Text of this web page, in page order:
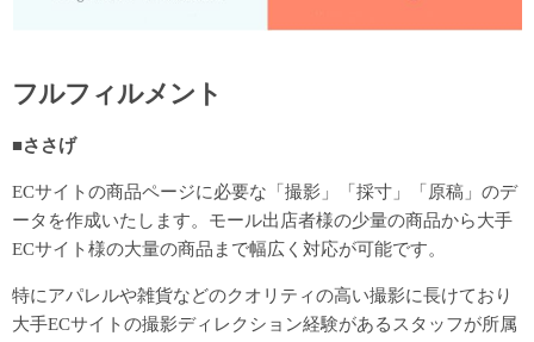
フルフィルメント
■ささげ
ECサイトの商品ページに必要な「撮影」「採寸」「原稿」のデ
ータを作成いたします。モール出店者様の少量の商品から大手
ECサイト様の大量の商品まで幅広く対応が可能です。
特にアパレルや雑貨などのクオリティの高い撮影に長けており
大手ECサイトの撮影ディレクション経験があるスタッフが所属